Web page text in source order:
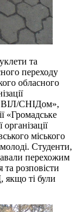
та
переходу
обласного
ВІЛ/СНІДом»,
«Громадське
міського
Студенти,
перехожим
та розповісти
ті були